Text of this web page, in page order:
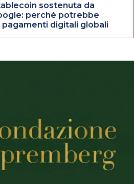
sostenuta da
perché potrebbe
digitali globali